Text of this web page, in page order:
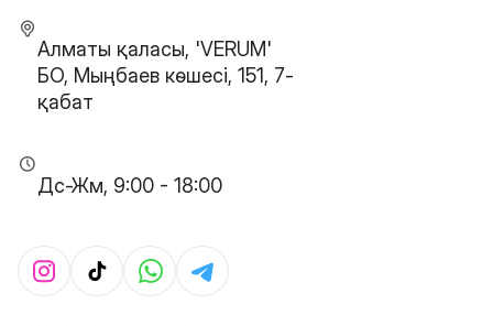
Алматы қаласы, 'VERUM'
БО, Мыңбаев көшесі, 151, 7-
қабат
Дс-Жм, 9:00 - 18:00